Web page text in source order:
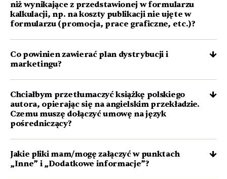
niż wynikające z przedstawionej w formularzu
kalkulacji, np. na koszty publikacji nie ujęte w
formularzu (promocja, prace graficzne, etc.)?
Co powinien zawierać plan dystrybucji i
marketingu?
Chciałbym przetłumaczyć książkę polskiego
autora, opierając się na angielskim przekładzie.
Czemu muszę dołączyć umowę na język
pośredniczący?
Jakie pliki mam/mogę załączyć w punktach
„Inne” i „Dodatkowe informacje”?